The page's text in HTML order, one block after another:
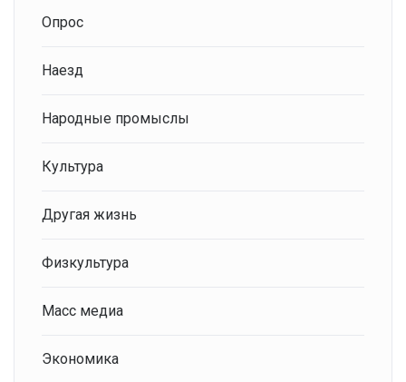
Опрос
Наезд
Народные промыслы
Культура
Другая жизнь
Физкультура
Масс медиа
Экономика